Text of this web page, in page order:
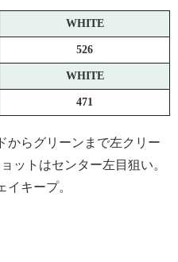
WHITE
526
WHITE
471
からグリーンまで左クリー
ットはセンター左目狙い。
キープ。